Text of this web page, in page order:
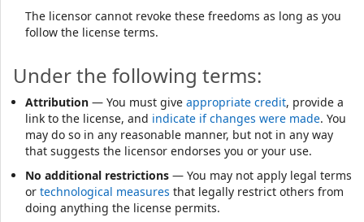
The licensor cannot revoke these freedoms as long as you
follow the license terms.
Under the following terms:
Attribution — You must give appropriate credit, provide a
link to the license, and indicate if changes were made. You
may do so in any reasonable manner, but not in any way
that suggests the licensor endorses you or your use.
No additional restrictions — You may not apply legal terms
or technological measures that legally restrict others from
doing anything the license permits.